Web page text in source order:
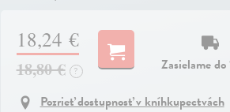
18,24 €
18,80 € ?
Zasielame
Pozrieť dostupnosť v kníhkupectvách